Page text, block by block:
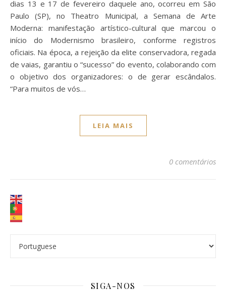
dias 13 e 17 de fevereiro daquele ano, ocorreu em São
Paulo (SP), no Theatro Municipal, a Semana de Arte
Moderna: manifestação artístico-cultural que marcou o
início do Modernismo brasileiro, conforme registros
oficiais. Na época, a rejeição da elite conservadora, regada
de vaias, garantiu o “sucesso” do evento, colaborando com
o objetivo dos organizadores: o de gerar escândalos.
“Para muitos de vós…
LEIA MAIS
0 comentários
SIGA-NOS